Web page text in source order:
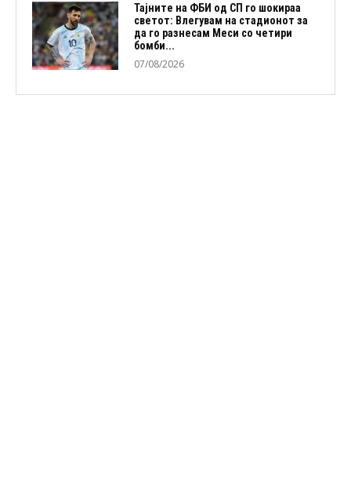
Тајните на ФБИ од СП го шокираа
светот: Влегувам на стадионот за
да го разнесам Меси со четири
бомби...
07/08/2026